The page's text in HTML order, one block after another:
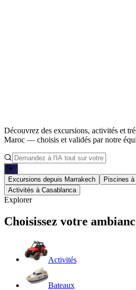
Découvrez des excursions, activités et
Maroc — choisis et validés par notre
✦
Excursions depuis Marrakech
Piscines
Activités à Casablanca
Explorer
Choisissez votre
Activités
Bateaux